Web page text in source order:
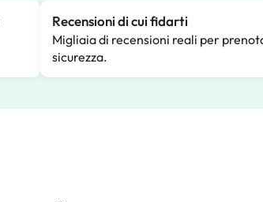
Recensioni di cui fidarti
Migliaia di recensioni reali per
sicurezza.